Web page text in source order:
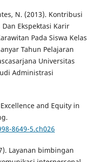
N. (2013). Kontribusi
Ekspektasi Karir
Pada Siswa Kelas
Tahun Pelajaran
Universitas
Administrasi
and Equity in
8649-5.ch026
Layanan bimbingan